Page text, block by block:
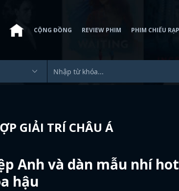
CỘNG ĐỒNG REVIEW PHIM PHIM CHIẾU RẠP
GIẢI TRÍ CHÂU Á
Anh và dàn mẫu nhí
hậu